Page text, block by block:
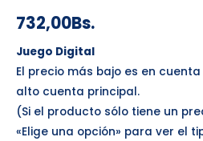
732,00Bs.
Juego Digital
El precio más bajo es en
alto cuenta principal.
(Si el producto sólo tiene un
«Elige una opción» para ver el